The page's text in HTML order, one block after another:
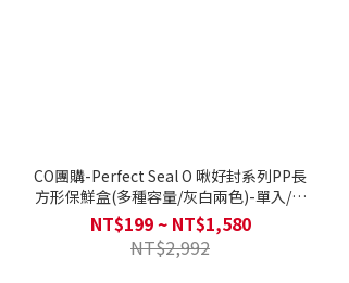
CO團購-Perfect Seal O 啾好封系列PP長
方形保鮮盒(多種容量/灰白兩色)-單入/組
合任選
NT$199 ~ NT$1,580
NT$2,992